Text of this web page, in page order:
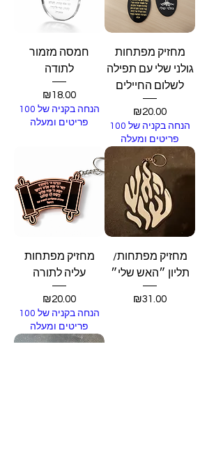
חמסה מזמור
לתודה
Price
₪18.00
הנחה בקניה של 100
פריטים ומעלה
מחזיק מפתחות
גולני שלי עם תפילה
לשלום החיילים
Price
₪20.00
הנחה בקניה של 100
פריטים ומעלה
מחזיק מפתחות
עליה לתורה
Price
₪20.00
הנחה בקניה של 100
פריטים ומעלה
מחזיק מפתחות/
תליון ״האש שלי״
Price
₪31.00